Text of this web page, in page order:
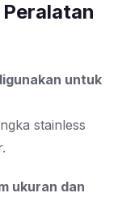
untuk
stainless
ukuran dan